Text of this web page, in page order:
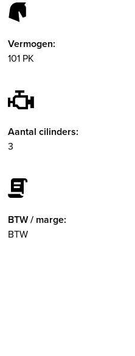
Vermogen:
101 PK
Aantal cilinders:
3
BTW / marge:
BTW